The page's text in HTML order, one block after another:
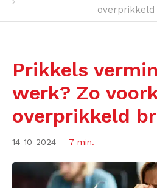
overprikkeld
Prikkels
werk? Zo
overprikkeld
14-10-2024 7 min.